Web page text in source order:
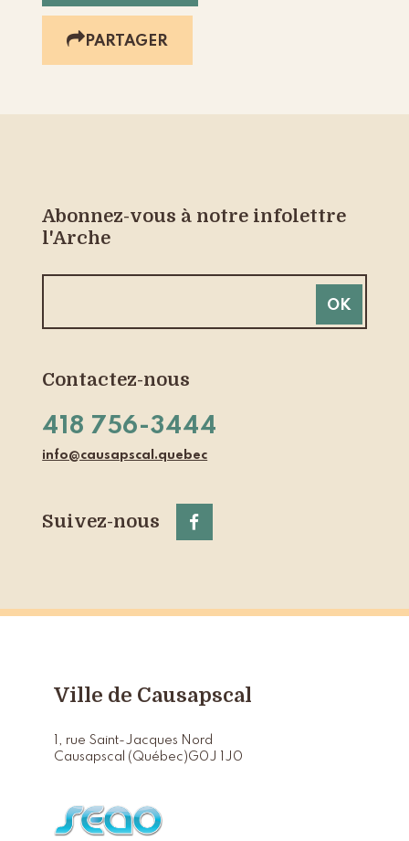
PARTAGER
Abonnez-vous à notre infolettre
l'Arche
Contactez-nous
418 756-3444
info@causapscal.quebec
Suivez-nous
Ville de Causapscal
1, rue Saint-Jacques Nord
Causapscal (Québec)G0J 1J0